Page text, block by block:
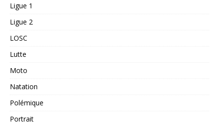
Ligue 1
Ligue 2
LOSC
Lutte
Moto
Natation
Polémique
Portrait